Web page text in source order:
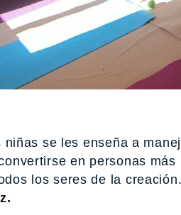
se les enseña a
en personas
los seres de la creación.